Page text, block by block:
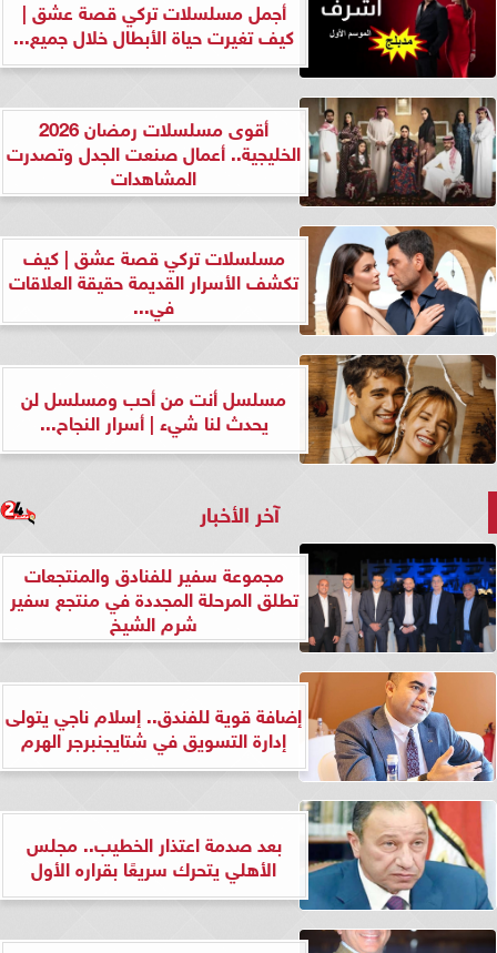
أجمل مسلسلات تركي قصة عشق |
كيف تغيرت حياة الأبطال خلال جميع...
أقوى مسلسلات رمضان 2026
الخليجية.. أعمال صنعت الجدل وتصدرت
المشاهدات
مسلسلات تركي قصة عشق | كيف
تكشف الأسرار القديمة حقيقة العلاقات
في...
مسلسل أنت من أحب ومسلسل لن
يحدث لنا شيء | أسرار النجاح...
آخر الأخبار
مجموعة سفير للفنادق والمنتجعات
تطلق المرحلة المجددة في منتجع سفير
شرم الشيخ
إضافة قوية للفندق.. إسلام ناجي يتولى
إدارة التسويق في شتايجنبرجر الهرم
بعد صدمة اعتذار الخطيب.. مجلس
الأهلي يتحرك سريعًا بقراره الأول